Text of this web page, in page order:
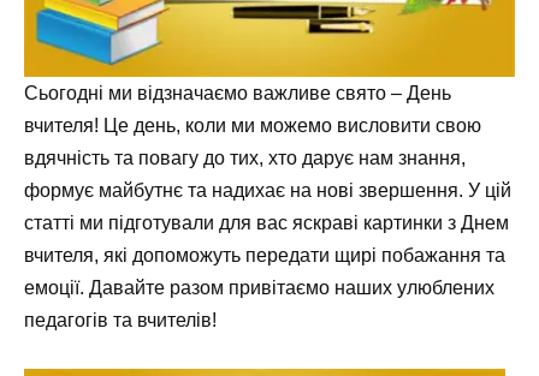
Сьогодні ми відзначаємо важливе свято – День
вчителя! Це день, коли ми можемо висловити свою
вдячність та повагу до тих, хто дарує нам знання,
формує майбутнє та надихає на нові звершення. У цій
статті ми підготували для вас яскраві картинки з Днем
вчителя, які допоможуть передати щирі побажання та
емоції. Давайте разом привітаємо наших улюблених
педагогів та вчителів!